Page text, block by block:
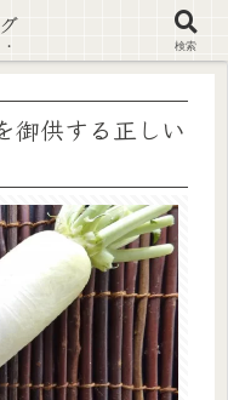
に注意 ▶確認する◀
御供する正しい
検索